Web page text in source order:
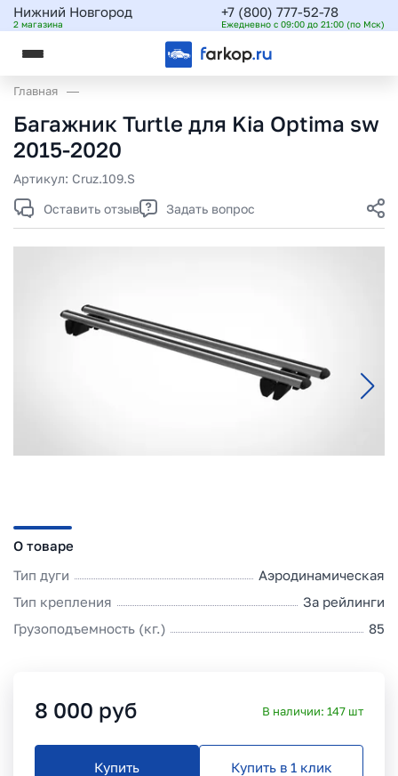
Нижний Новгород
2 магазина
+7 (800) 777-52-78
Ежедневно с 09:00 до 21:00 (по Мск)
Главная
Багажник Turtle для Kia Optima sw
2015-2020
Артикул: Cruz.109.S
Оставить отзыв
Задать вопрос
О товаре
Тип дуги
Аэродинамическая
Тип крепления
За рейлинги
Грузоподъемность (кг.)
85
8 000 руб В наличии: 147 шт
Купить Купить в 1 клик